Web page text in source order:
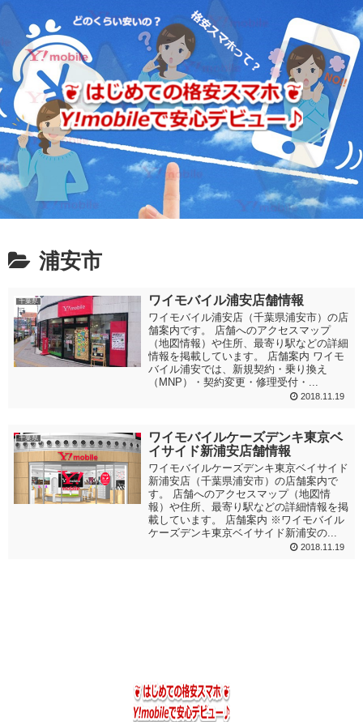
浦安市
千葉県 ワイモバイル浦安店舗情報
ワイモバイル浦安店（千葉県浦安市）の店
舗案内です。 店舗へのアクセスマップ
（地図情報）や住所、最寄り駅などの詳細
情報を掲載しています。 店舗案内 ワイモ
バイル浦安では、新規契約・乗り換え
（MNP）・契約変更・修理受付・...
2018.11.19
千葉県
ワイモバイルケーズデンキ東京ベ
イサイド新浦安店舗情報
ワイモバイルケーズデンキ東京ベイサイド
新浦安店（千葉県浦安市）の店舗案内で
す。 店舗へのアクセスマップ（地図情
報）や住所、最寄り駅などの詳細情報を掲
載しています。 店舗案内 ※ワイモバイル
ケーズデンキ東京ベイサイド新浦安の...
2018.11.19